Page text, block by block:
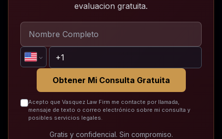
evaluacion gratuita.
Obtener Mi Consulta Gratuita
Acepto que Vasquez Law Firm me contacte por llamada,
mensaje de texto o correo electrónico sobre mi consulta y
posibles servicios legales.
Gratis y confidencial. Sin compromiso.